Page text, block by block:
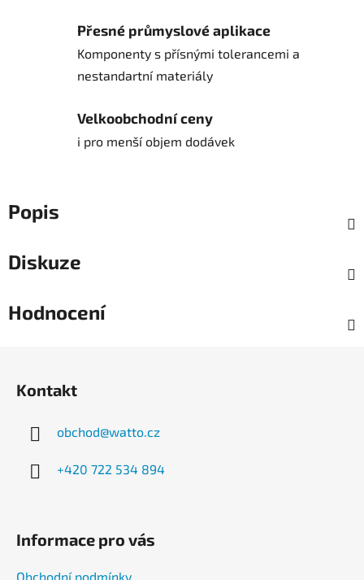
Přesné průmyslové aplikace
Komponenty s přísnými tolerancemi a
nestandartní materiály
Velkoobchodní ceny
i pro menší objem dodávek
Popis
Diskuze
Hodnocení
Kontakt
obchod@watto.cz
+420 722 534 894
Informace pro vás
Obchodní podmínky